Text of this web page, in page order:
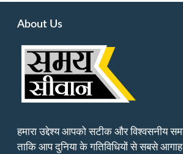
About Us
हमारा उद्देश्य आपको सटीक और विश्वसनीय
ताकि आप दुनिया के गतिविधियों से सबसे